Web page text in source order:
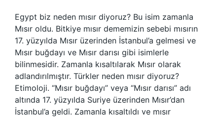
Egypt biz neden mısır diyoruz? Bu isim zamanla
Mısır oldu. Bitkiye mısır dememizin sebebi mısırın
17. yüzyılda Mısır üzerinden İstanbul’a gelmesi ve
Mısır buğdayı ve Mısır darısı gibi isimlerle
bilinmesidir. Zamanla kısaltılarak Mısır olarak
adlandırılmıştır. Türkler neden mısır diyoruz?
Etimoloji. “Mısır buğdayı” veya “Mısır darısı” adı
altında 17. yüzyılda Suriye üzerinden Mısır’dan
İstanbul’a geldi. Zamanla kısaltıldı ve mısır